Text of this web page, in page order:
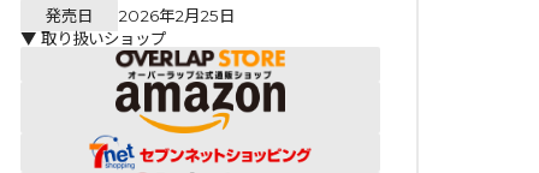
発売日
2026年2月25日
▼ 取り扱いショップ